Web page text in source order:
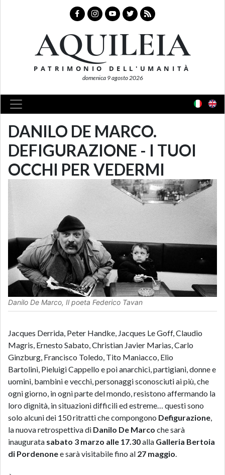
AQUILEIA
PATRIMONIO DELL'UMANITÀ
domenica 9 agosto 2026
DANILO DE MARCO.
DEFIGURAZIONE - I TUOI
OCCHI PER VEDERMI
Danilo De Marco, Il poeta Federico Tavan
Jacques Derrida, Peter Handke, Jacques Le Goff,Claudio
Magris, Ernesto Sabato, Christian Javier Marias,Carlo
Ginzburg, Francisco Toledo, Tito Maniacco, Elio
Bartolini, Pieluigi Cappello e poi anarchici,partigiani,donne e
uomini, bambinie vecchi, personaggisconosciutiai più, che
ogni giorno, in ogni parte del mondo, resistono affermando la
loro dignità, in situazioni difficili ed estreme… questi sono
solo alcuni dei 150 ritrattiche compongono Defigurazione,
la nuova retrospettiva di Danilo De Marco che sarà
inaugurata sabato 3 marzo alle 17.30alla Galleria Bertoia
di Pordenonee sarà visitabile fino al 27 maggio.